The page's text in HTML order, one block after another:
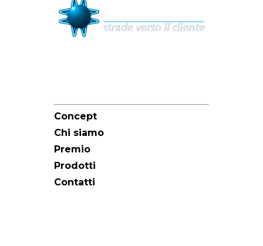
Concept
Chi siamo
Premio
Prodotti
Contatti